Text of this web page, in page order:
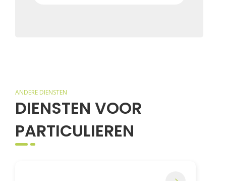
ANDERE DIENSTEN
DIENSTEN VOOR
PARTICULIEREN